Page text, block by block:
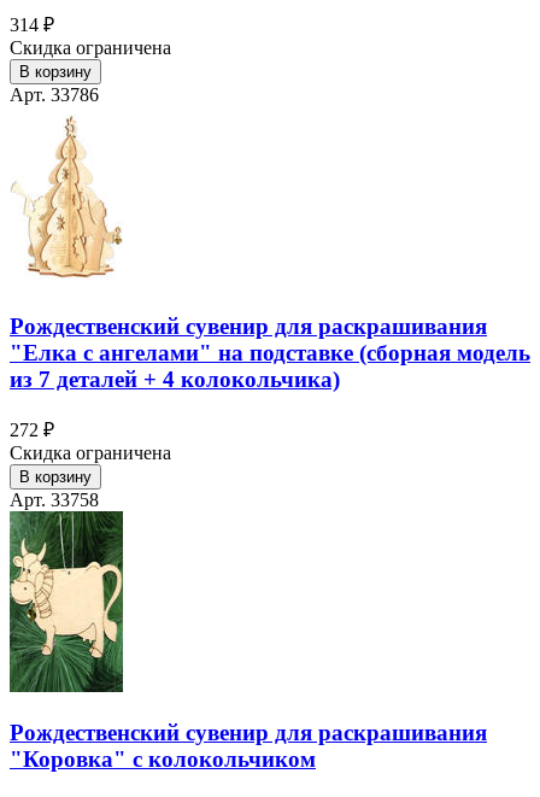
314 ₽
Скидка ограничена
В корзину
Арт. 33786
Рождественский сувенир для раскрашивания
"Елка с ангелами" на подставке (сборная модель
из 7 деталей + 4 колокольчика)
272 ₽
Скидка ограничена
В корзину
Арт. 33758
Рождественский сувенир для раскрашивания
"Коровка" с колокольчиком